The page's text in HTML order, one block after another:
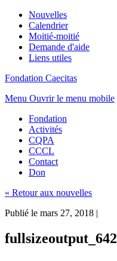
Nouvelles
Calendrier
Moitié-moitié
Demande d'aide
Liens utiles
Fondation Caecitas
Menu Ouvrir le menu mobile
Fondation
Activités
CQPA
CCCL
Contact
Don
« Retour aux nouvelles
Publié le mars 27, 2018 |
fullsizeoutput_642